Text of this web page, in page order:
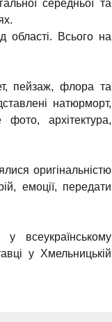
середньої та
області. Всього на
пейзаж, флора та
натюрморт,
архітектура,
оригінальністю
емоції, передати
всеукраїнському
у Хмельницькій